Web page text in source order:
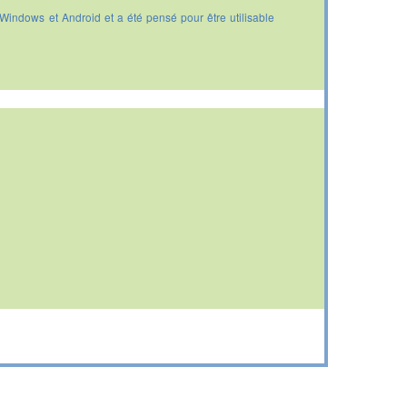
et Android et a été pensé pour être utilisable